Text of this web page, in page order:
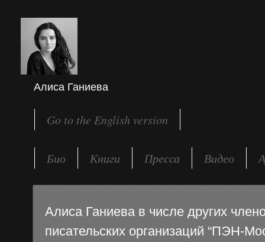
Алиса Ганиева
Go to the English version
Био Книги Пресса Видео
Алиса Ганиева в числе других
писательских организаций “ПЭН-